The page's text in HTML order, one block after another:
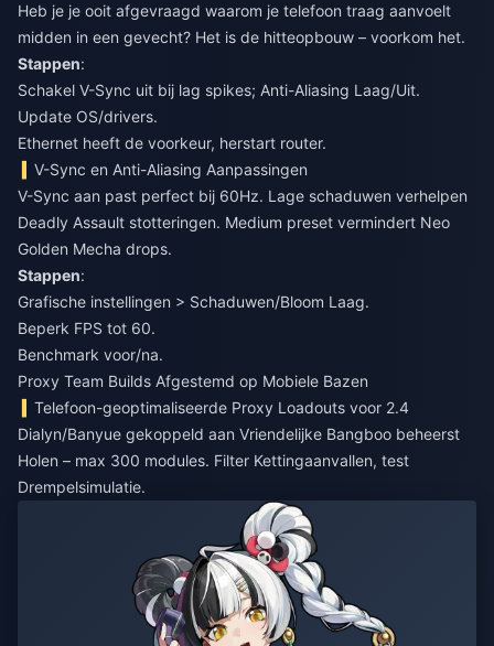
Heb je je ooit afgevraagd waarom je telefoon traag aanvoelt
midden in een gevecht? Het is de hitteopbouw – voorkom het.
Stappen:
Schakel V-Sync uit bij lag spikes; Anti-Aliasing Laag/Uit.
Update OS/drivers.
Ethernet heeft de voorkeur, herstart router.
V-Sync en Anti-Aliasing Aanpassingen
V-Sync aan past perfect bij 60Hz. Lage schaduwen verhelpen
Deadly Assault stotteringen. Medium preset vermindert Neo
Golden Mecha drops.
Stappen:
Grafische instellingen > Schaduwen/Bloom Laag.
Beperk FPS tot 60.
Benchmark voor/na.
Proxy Team Builds Afgestemd op Mobiele Bazen
Telefoon-geoptimaliseerde Proxy Loadouts voor 2.4
Dialyn/Banyue gekoppeld aan Vriendelijke Bangboo beheerst
Holen – max 300 modules. Filter Kettingaanvallen, test
Drempelsimulatie.